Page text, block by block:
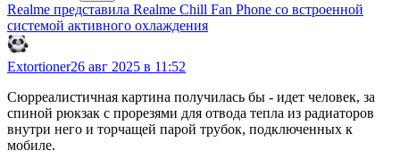
Realme представила Realme Chill Fan Phone со встроенной
системой активного охлаждения
Extortioner26 авг 2025 в 11:52
Сюрреалистичная картина получилась бы - идет человек, за
спиной рюкзак с прорезями для отвода тепла из радиаторов
внутри него и торчащей парой трубок, подключенных к
мобиле.